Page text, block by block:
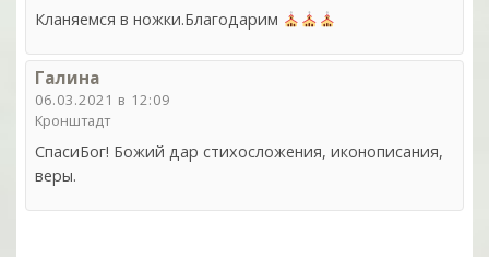
Кланяемся в ножки.Благодарим
Галина
06.03.2021 в 12:09
Кронштадт
СпасиБог! Божий дар стихосложения, иконописания,
веры.